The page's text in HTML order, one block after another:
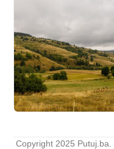
Copyright 2025